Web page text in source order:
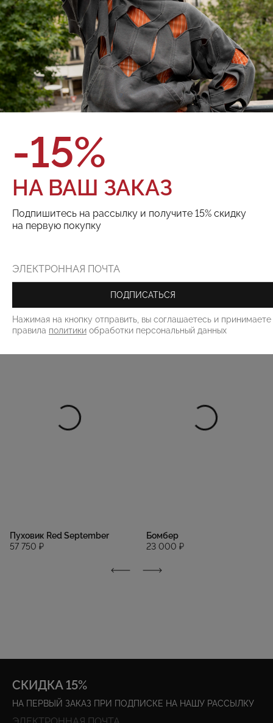
ветрозащитным клапаном Застежка на молнии с
ветрозащитной планкой на кнопках Объемный капюшон
регулируется эластичным шнурком с фиксаторами Подол
регулируется эластичным шнурком с фиксаторами
Внутренний карман на груди Эластичные манжеты
Бренд: Red September
Состав:
Верх: 100% нейлон Подкладка: 56% вискоза, 44%
полиэстер Утеплитель: 90/10 гусиный пух
Размер:
Кол-во:
ДОБАВИТЬ В КОРЗИНУ
РЕКОМЕНДУЕМ
Пуховик Red September
57 750 ₽
Бомбер
23 000 ₽
СКИДКА 15%
НА ПЕРВЫЙ ЗАКАЗ ПРИ ПОДПИСКЕ НА НАШУ РАССЫЛКУ
-15%
НА ВАШ ЗАКАЗ
Подпишитесь на рассылку и получите 15% скидку
на первую покупку
ПОДПИСАТЬСЯ
Нажимая на кнопку отправить, вы соглашаетесь и принимаете
правила политики обработки персональный данных